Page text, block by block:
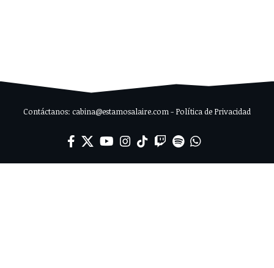
Contáctanos: cabina@estamosalaire.com - Política de Privacidad